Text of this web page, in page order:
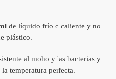
de líquido frío o caliente y no
plástico.
al moho y las bacterias y
temperatura perfecta.